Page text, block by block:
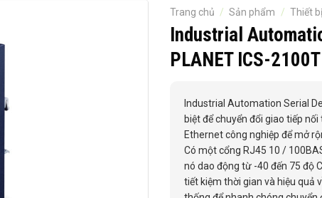
Trang chủ / Sản phẩm / Thiết
Industrial
PLANET ICS-
Industrial Automation Serial
biệt để chuyển đổi giao tiếp
Ethernet công nghiệp để mở
Có một cổng RJ45 10 /
nó dao động từ -40 đến 75 độ
tiết kiệm thời gian và hiệu quả